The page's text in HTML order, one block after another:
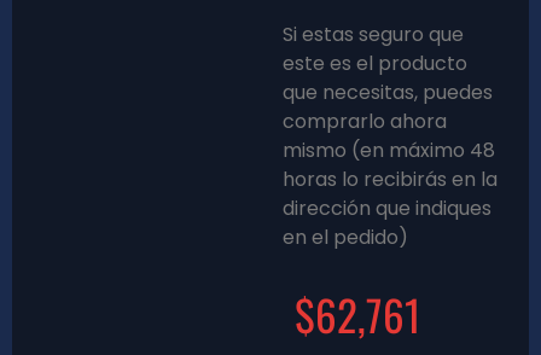
Si estas seguro que
este es el producto
que necesitas, puedes
comprarlo ahora
mismo (en máximo 48
horas lo recibirás en la
dirección que indiques
en el pedido)
$62,761